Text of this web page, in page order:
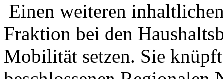
Einen weiteren
Fraktion bei den
Mobilität setzen. Sie